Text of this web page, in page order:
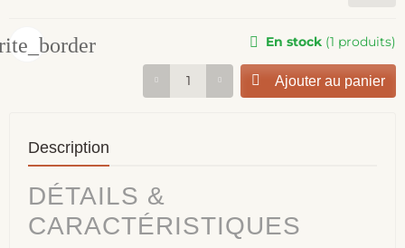
En stock (1 produits)
Ajouter au panier
Description
DÉTAILS &
CARACTÉRISTIQUES